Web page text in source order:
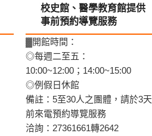
校史館、醫學教育館提供
事前預約導覽服務
▓開館時間：
◎每週二至五：
10:00~12:00；14:00~15:00
◎例假日休館
備註：5至30人之團體，請於3天
前來電預約導覽服務
洽詢：27361661轉2642